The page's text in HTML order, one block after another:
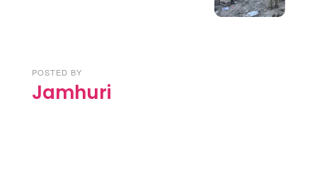
POSTED BY
Jamhuri